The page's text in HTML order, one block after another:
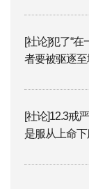
[社论]犯了“
者要被驱逐至
[社论]12.3戒
是服从上命